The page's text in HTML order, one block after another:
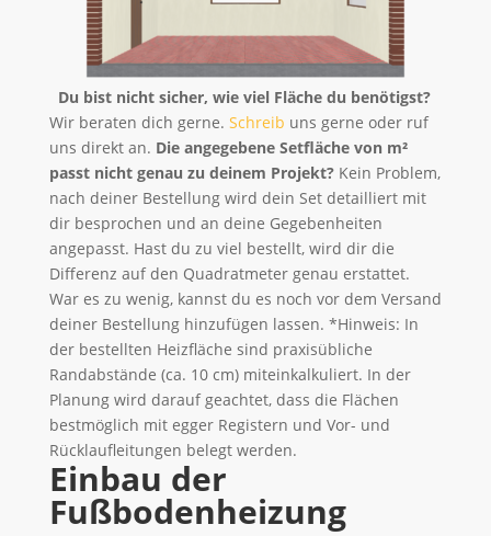
Du bist nicht sicher, wie viel Fläche du benötigst?
Wir beraten dich gerne. Schreib uns gerne oder ruf
uns direkt an. Die angegebene Setfläche von m²
passt nicht genau zu deinem Projekt?Kein Problem,
nach deiner Bestellung wird dein Set detailliert mit
dir besprochen und an deine Gegebenheiten
angepasst. Hast du zu viel bestellt, wird dir die
Differenz auf den Quadratmeter genau erstattet.
War es zu wenig, kannst du es noch vor dem Versand
deiner Bestellung hinzufügen lassen. *Hinweis: In
der bestellten Heizfläche sind praxisübliche
Randabstände (ca. 10 cm) miteinkalkuliert. In der
Planung wird darauf geachtet, dass die Flächen
bestmöglich mit egger Registern und Vor- und
Rücklaufleitungen belegt werden.
Einbau der
Fußbodenheizung